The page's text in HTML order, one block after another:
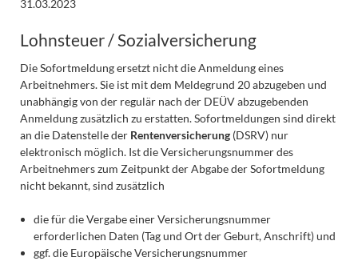
31.03.2023
Lohnsteuer / Sozialversicherung
Die Sofortmeldung ersetzt nicht die Anmeldung eines
Arbeitnehmers. Sie ist mit dem Meldegrund 20 abzugeben und
unabhängig von der regulär nach der DEÜV abzugebenden
Anmeldung zusätzlich zu erstatten. Sofortmeldungen sind direkt
an die Datenstelle der Rentenversicherung(DSRV) nur
elektronisch möglich. Ist die Versicherungsnummer des
Arbeitnehmers zum Zeitpunkt der Abgabe der Sofortmeldung
nicht bekannt, sind zusätzlich
die für die Vergabe einer Versicherungsnummer
erforderlichen Daten (Tag und Ort der Geburt, Anschrift) und
ggf. die Europäische Versicherungsnummer